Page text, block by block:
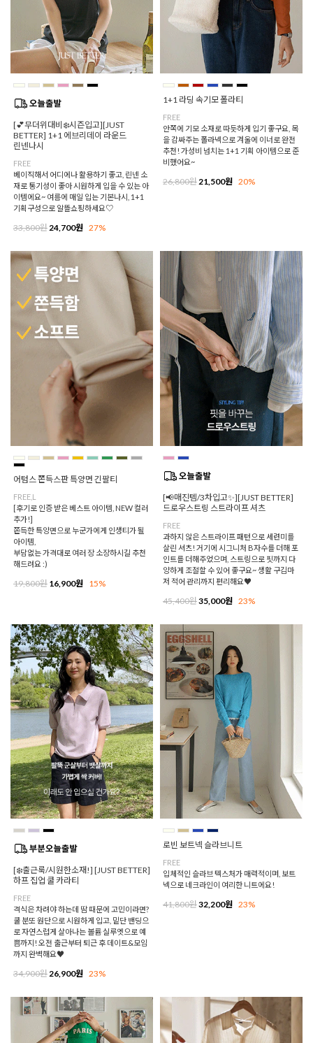
[💕무더위대비❄️시즌입고][JUST
BETTER] 1+1 에브리데이 라운드
린넨나시
FREE
베이직해서 어디에나 활용하기 좋고, 린넨 소
재로 통기성이 좋아 시원하게 입을 수 있는 아
이템에요~ 여름에 매일 입는 기본나시, 1+1
기획구성으로 알뜰쇼핑하세요♡
33,800원 24,700원 27%
1+1 라딩 속기모 폴라티
FREE
안쪽에 기모 소재로 따듯하게 입기 좋구요, 목
을 감싸주는 폴라넥으로 겨울에 이너로 완전
추천! 가성비 넘치는 1+1 기획 아이템으로 준
비했어요~
26,800원 21,500원 20%
어텀스 쫀득스판 특양면 긴팔티
FREE,L
[후기로 인증 받은 베스트 아이템, NEW 컬러
추가!]
쫀득한 특양면으로 누군가에게 인생티가 될
아이템,
부담없는 가격대로 여러 장 소장하시길 추천
해드려요 :)
19,800원 16,900원 15%
[📢매진템/3차입고✨][JUST BETTER]
드로우스트링 스트라이프 셔츠
FREE
과하지 않은 스트라이프 패턴으로 세련미를
살린 셔츠! 거기에 시그니처 B자수를 더해 포
인트를 더해주었으며, 스트링으로 핏까지 다
양하게 조절할 수 있어 좋구요~ 생활 구김마
저 적어 관리까지 편리해요♥
45,400원35,000원 23%
[❄️출근룩/시원한소재!] [JUST BETTER]
하프 집업 쿨 카라티
FREE
격식은 차려야 하는데 땀 때문에 고민이라면?
쿨 분또 원단으로 시원하게 입고, 밑단 밴딩으
로 자연스럽게 살아나는 볼륨 실루엣으로 예
쁨까지! 오전 출근부터 퇴근 후 데이트&모임
까지 완벽해요♥
34,900원26,900원 23%
로빈 보트넥 슬라브니트
FREE
입체적인 슬라브 텍스처가 매력적이며, 보트
넥으로 네크라인이 여리한 니트에요!
41,800원32,200원 23%